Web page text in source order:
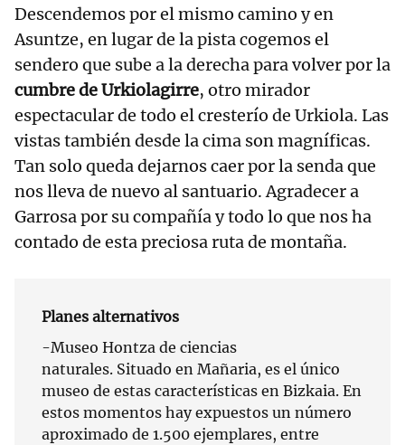
Descendemos por el mismo camino y en
Asuntze, en lugar de la pista cogemos el
sendero que sube a la derecha para volver por la
cumbre de Urkiolagirre, otro mirador
espectacular de todo el cresterío de Urkiola. Las
vistas también desde la cima son magníficas.
Tan solo queda dejarnos caer por la senda que
nos lleva de nuevo al santuario. Agradecer a
Garrosa por su compañía y todo lo que nos ha
contado de esta preciosa ruta de montaña.
Planes alternativos
-Museo Hontza de ciencias
naturales. Situado en Mañaria, es el único
museo de estas características en Bizkaia. En
estos momentos hay expuestos un número
aproximado de 1.500 ejemplares, entre